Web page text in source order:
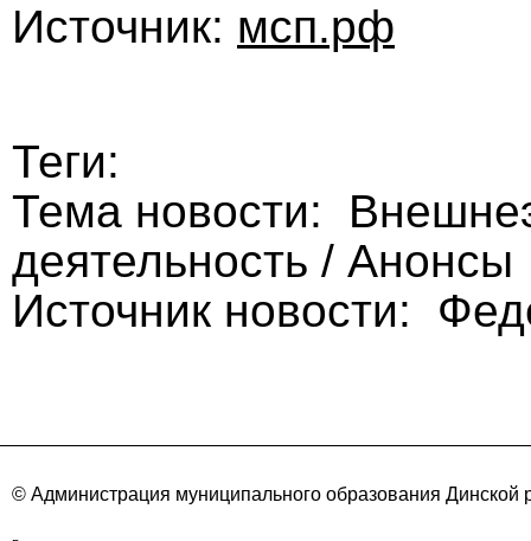
Источник: мсп.рф
Теги:
Тема новости:
деятельность / Анонсы
Источник новости:
© Администрация муниципального образования Динской